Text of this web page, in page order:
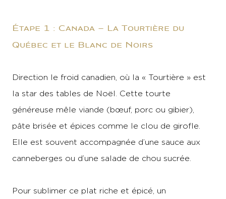
Étape 1 : Canada – La Tourtière du
Québec et le Blanc de Noirs
Direction le froid canadien, où la « Tourtière » est
la star des tables de Noël. Cette tourte
généreuse mêle viande (bœuf, porc ou gibier),
pâte brisée et épices comme le clou de girofle.
Elle est souvent accompagnée d’une sauce aux
canneberges ou d’une salade de chou sucrée.
Pour sublimer ce plat riche et épicé, un